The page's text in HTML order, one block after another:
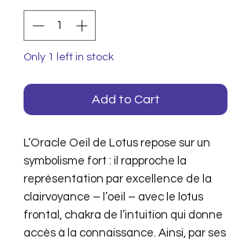
Only 1 left in stock
Add to Cart
L’Oracle Oeil de Lotus repose sur un
symbolisme fort : il rapproche la
représentation par excellence de la
clairvoyance – l’oeil – avec le lotus
frontal, chakra de l’intuition qui donne
accès à la connaissance. Ainsi, par ses